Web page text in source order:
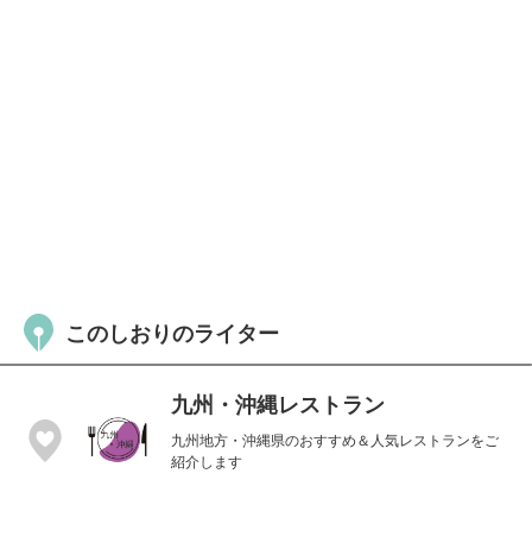
このしおりのライター
九州・沖縄レストラン
九州地方・沖縄県のおすすめ＆人気レストランをご
紹介します